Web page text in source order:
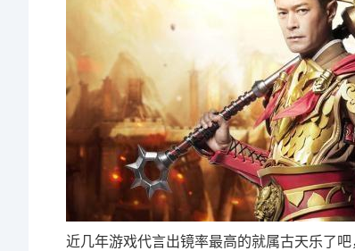
近几年游戏代言出镜率最高的就属古天乐了